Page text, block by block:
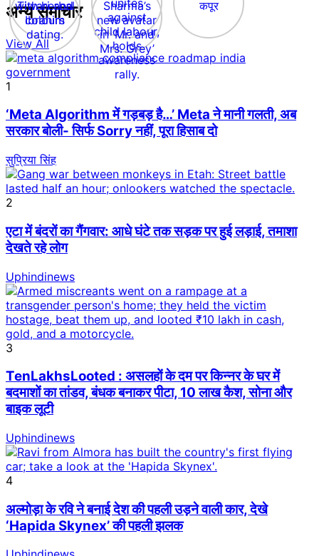
अन्य समाचार
View All
1
‘Meta Algorithm में गड़बड़ है…’ Meta ने मानी गलती, अब
सरकार बोली- सिर्फ Sorry नहीं, पूरा हिसाब दो
सुप्रिया सिंह
2
एटा में बंदरों का गैंगवार: आधे घंटे तक सड़क पर हुई लड़ाई, तमाशा
देखते रहे लोग
Uphindinews
3
TenLakhsLooted : असलहों के दम पर किन्नर के घर में
बदमाशों का तांडव, बंधक बनाकर पीटा, 10 लाख कैश, सोना और
बाइक लूटी
Uphindinews
4
अल्मोड़ा के रवि ने बनाई देश की पहली उड़ने वाली कार, देखे
‘Hapida Skynex’ की पहली झलक